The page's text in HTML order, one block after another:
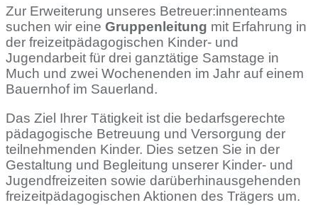
Zur Erweiterung unseres Betreuer:innenteams
suchen wir eine Gruppenleitung mit Erfahrung in
der freizeitpädagogischen Kinder- und
Jugendarbeit für drei ganztätige Samstage in
Much und zwei Wochenenden im Jahr auf einem
Bauernhof im Sauerland.
Das Ziel Ihrer Tätigkeit ist die bedarfsgerechte
pädagogische Betreuung und Versorgung der
teilnehmenden Kinder. Dies setzen Sie in der
Gestaltung und Begleitung unserer Kinder- und
Jugendfreizeiten sowie darüberhinausgehenden
freizeitpädagogischen Aktionen des Trägers um.